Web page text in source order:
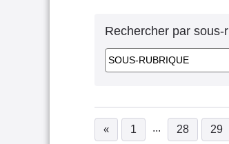
Rechercher par
« 1 ... 28 29